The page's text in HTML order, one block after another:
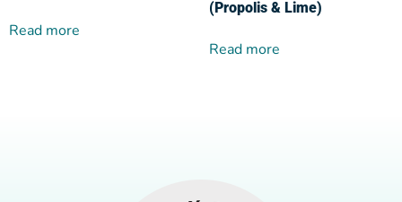
Read more
(Propolis & Lime)
Read more